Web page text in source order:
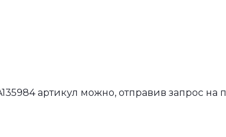
артикул можно, отправив запрос на